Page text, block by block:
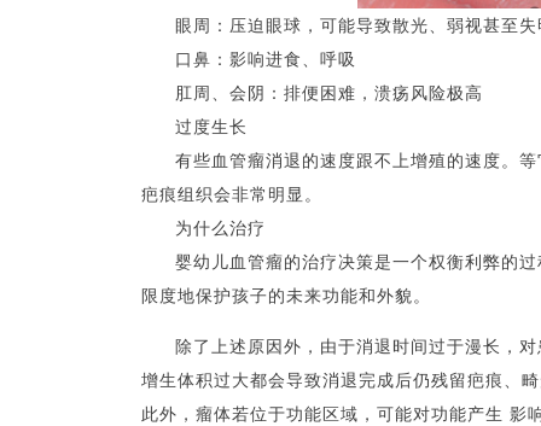
眼周：压迫眼球，可能导致散光、弱视甚至
口鼻：影响进食、呼吸
肛周、会阴：排便困难，溃疡风险极高
过度生长
有些血管瘤消退的速度跟不上增殖的速度。
疤痕组织会非常明显。
为什么治疗
婴幼儿血管瘤的治疗决策是一个权衡利弊的
限度地保护孩子的未来功能和外貌。
除了上述原因外，由于消退时间过于漫长，
增生体积过大都会导致消退完成后仍残留疤痕、
此外，瘤体若位于功能区域，可能对功能产生 影